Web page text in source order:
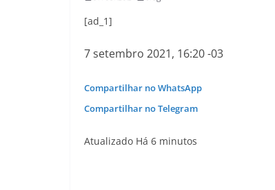
[ad_1]
7 setembro 2021, 16:20 -03
Compartilhar no WhatsApp
Compartilhar no Telegram
Atualizado Há 6 minutos